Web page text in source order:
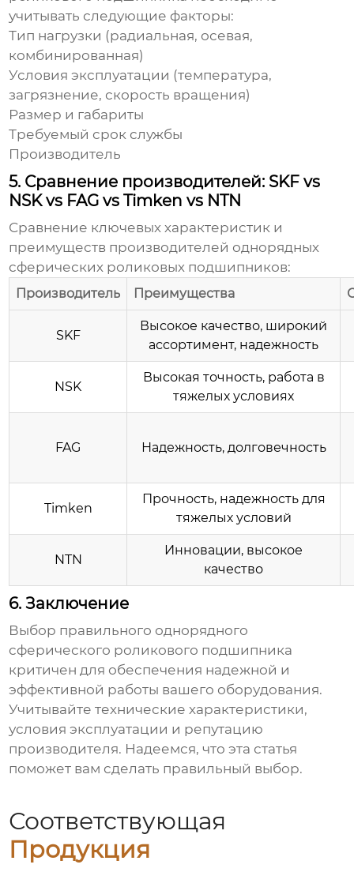
учитывать следующие факторы:
Тип нагрузки (радиальная, осевая,
комбинированная)
Условия эксплуатации (температура,
загрязнение, скорость вращения)
Размер и габариты
Требуемый срок службы
Производитель
5. Сравнение производителей: SKF vs
NSK vs FAG vs Timken vs NTN
Сравнение ключевых характеристик и
преимуществ производителей однорядных
сферических роликовых подшипников:
Производитель Преимущества
SKF
Высокое качество, широкий
ассортимент, надежность
NSK
Высокая точность, работа в
тяжелых условиях
FAG Надежность, долговечность
Timken
Прочность, надежность для
тяжелых условий
NTN
Инновации, высокое
качество
6. Заключение
Выбор правильного однорядного
сферического роликового подшипника
критичен для обеспечения надежной и
эффективной работы вашего оборудования.
Учитывайте технические характеристики,
условия эксплуатации и репутацию
производителя. Надеемся, что эта статья
поможет вам сделать правильный выбор.
Соответствующая
Продукция